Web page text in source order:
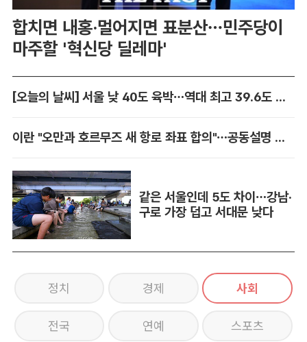
합치면 내홍·멀어지면 표분산…민주당이
마주할 '혁신당 딜레마'
[오늘의 날씨] 서울 낮 40도 육박…역대 최고 39.6도 위협
이란 "오만과 호르무즈 새 항로 좌표 합의"…공동설명 발표 임박
같은 서울인데 5도 차이…강남·
구로 가장 덥고 서대문 낮다
정치 경제 사회
전국 연예 스포츠